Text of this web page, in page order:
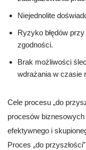
Niejednolite
Ryzyko błędów
zgodności.
Brak możliwości
wdrażania w czasie
Cele procesu „do
procesów
efektywnego i
Proces „do